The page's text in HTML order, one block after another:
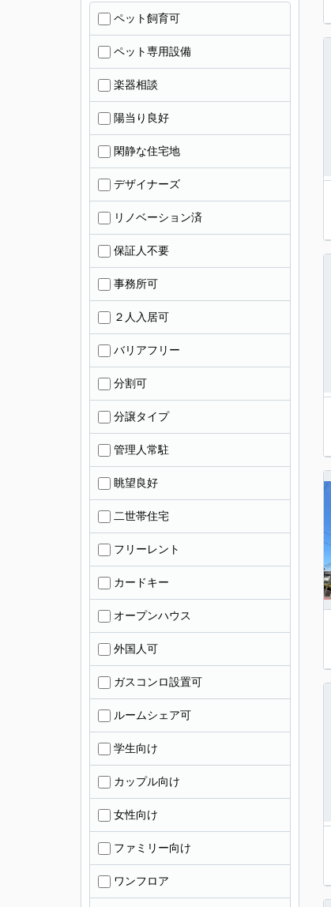
ペット飼育可
ペット専用設備
楽器相談
陽当り良好
閑静な住宅地
デザイナーズ
リノベーション済
保証人不要
事務所可
２人入居可
バリアフリー
分割可
分譲タイプ
管理人常駐
眺望良好
二世帯住宅
フリーレント
カードキー
オープンハウス
外国人可
ガスコンロ設置可
ルームシェア可
学生向け
カップル向け
女性向け
ファミリー向け
ワンフロア